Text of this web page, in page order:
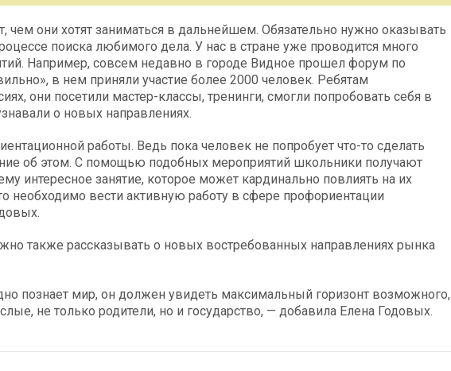
чем они хотят заниматься в дальнейшем. Обязательно нужно оказывать
поиска любимого дела. У нас в стране уже проводится много
Например, совсем недавно в городе Видное прошел форум по
в нем приняли участие более 2000 человек. Ребятам
они посетили мастер-классы, тренинги, смогли попробовать себя в
о новых направлениях.
работы. Ведь пока человек не попробует что-то сделать
об этом. С помощью подобных мероприятий школьники получают
интересное занятие, которое может кардинально повлиять на их
необходимо вести активную работу в сфере профориентации
также рассказывать о новых востребованных направлениях рынка
познает мир, он должен увидеть максимальный горизонт возможного,
не только родители, но и государство, — добавила Елена Годовых.